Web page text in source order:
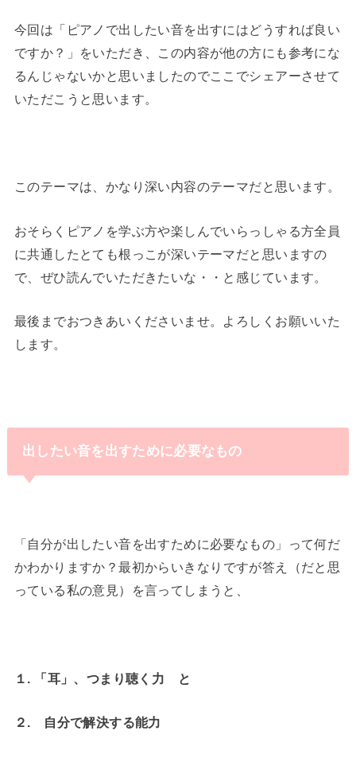
今回は「ピアノで出したい音を出すにはどうすれば良い
ですか？」をいただき、この内容が他の方にも参考にな
るんじゃないかと思いましたのでここでシェアーさせて
いただこうと思います。
このテーマは、かなり深い内容のテーマだと思います。
おそらくピアノを学ぶ方や楽しんでいらっしゃる方全員
に共通したとても根っこが深いテーマだと思いますの
で、ぜひ読んでいただきたいな・・と感じています。
最後までおつきあいくださいませ。よろしくお願いいた
します。
出したい音を出すために必要なもの
「自分が出したい音を出すために必要なもの」って何だ
かわかりますか？最初から いきなりですが答え（だと思
っている私の意見）を言ってしまうと、
１. 「耳」、つまり聴く力 と
２. 自分で解決する能力